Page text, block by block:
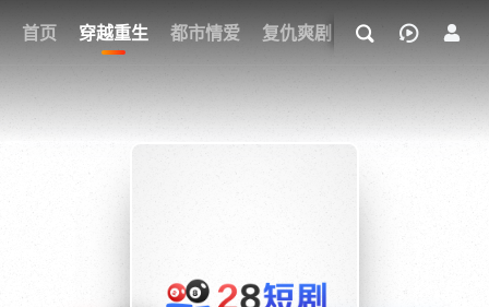
首页 穿越重生 都市情爱 复仇爽剧 玄幻武侠 奇幻
我的观影记录